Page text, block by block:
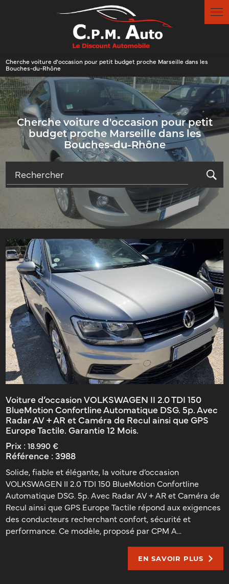
Cherche voiture d'occasion pour petit budget proche Marseille dans les
Bouches-du-Rhône
Cherche voiture d'occasion pour petit
budget proche Marseille dans les
Bouches-du-Rhône
Rechercher
Voiture d’occasion VOLKSWAGEN II 2.0 TDI 150
BlueMotion Confortline Automatique DSG. 5p. Avec
Radar AV + AR et Caméra de Recul ainsi que GPS
Europe Tactile. Garantie 12 Mois.
Prix :18.990 €
Référence :3988
Solide, fiable et élégante, la voiture d’occasion
VOLKSWAGEN II 2.0 TDI 150 BlueMotion Confortline
Automatique DSG. 5p. Avec Radar AV + AR et Caméra de
Recul ainsi que GPS Europe Tactile répond aux exigences
des conducteurs recherchant confort, sécurité et
performance. Ce modèle, proposé par CPM A...
EN SAVOIR PLUS
Panneau de gestion des cookies